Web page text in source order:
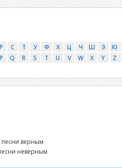
Р С Т У Ф Х Ц Ч Ш Э Ю
P Q R S T U V W X Y Z
песни верным
неверным